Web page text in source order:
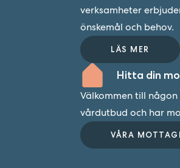
verksamheter
önskemål och behov.
LÄS MER
Hitta din
Välkommen till
vårdutbud och har
VÅRA